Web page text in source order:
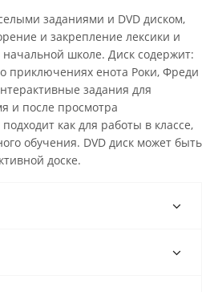
заданиями и DVD диском,
и закрепление лексики и
школе. Диск содержит:
приключениях енота Роки, Фреди
задания для
и после просмотра
как для работы в классе,
обучения. DVD диск может быть
доске.